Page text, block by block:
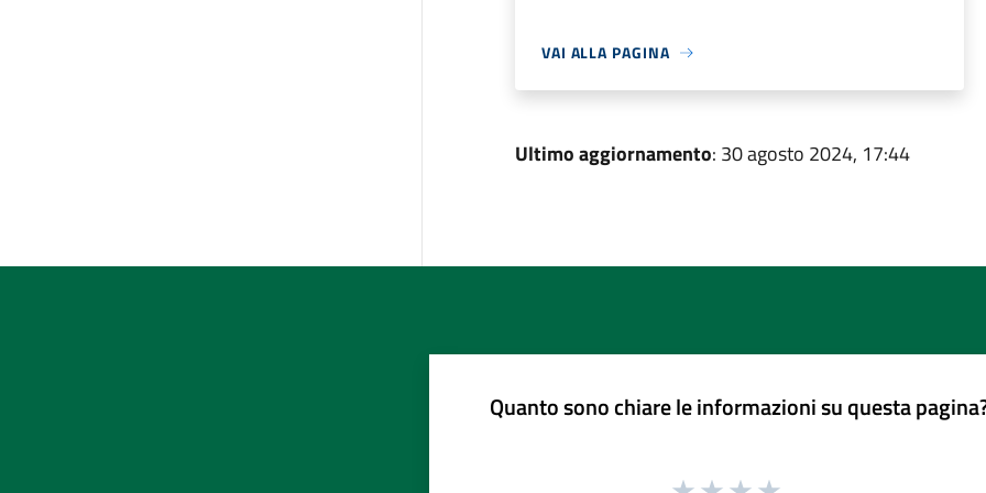
VAI ALLA PAGINA
Ultimo aggiornamento: 30 agosto 2024, 17:44
Quanto sono chiare le informazioni su questa